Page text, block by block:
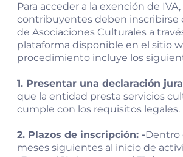
Para acceder a la exención de IVA,
contribuyentes deben inscribirse
de Asociaciones Culturales a
plataforma disponible en el sitio
procedimiento incluye los
1. Presentar una declaración
que la entidad presta servicios
cumple con los requisitos legales.
2. Plazos de inscripción: -Dentro
meses siguientes al inicio de